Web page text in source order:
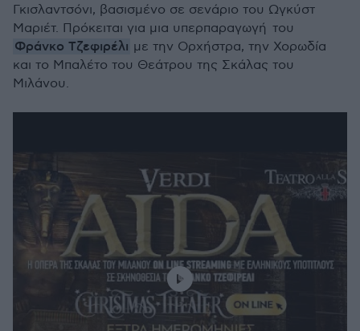
Γκισλαντσόνι, βασισμένο σε σενάριο του Ωγκύστ
Μαριέτ. Πρόκειται για μια υπερπαραγωγή του
Φράνκο Τζεφιρέλι με την Ορχήστρα, την Χορωδία
και το Μπαλέτο του Θεάτρου της Σκάλας του
Μιλάνου.